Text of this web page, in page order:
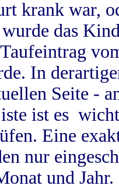
krank war,
das
In
Seite -
ist es
Eine
nur
und Jahr.